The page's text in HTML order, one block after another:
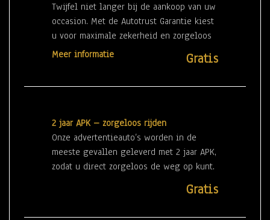
Twijfel niet langer bij de aankoop van uw
occasion. Met de Autotrust Garantie kiest
u voor maximale zekerheid en zorgeloos
rijplezier.
bescherming op essentiële onderdelen
en geeft u het vertrouwen dat u nodig
heeft om met een goed gevoel de weg
op te gaan.
Uw occasion voelt als nieuw – vanaf dag
Meer informatie Gratis
2 jaar APK – zorgeloos rijden
Onze advertentieauto’s worden in de
meeste gevallen geleverd met 2 jaar APK,
zodat u direct zorgeloos de weg op kunt.
Gratis